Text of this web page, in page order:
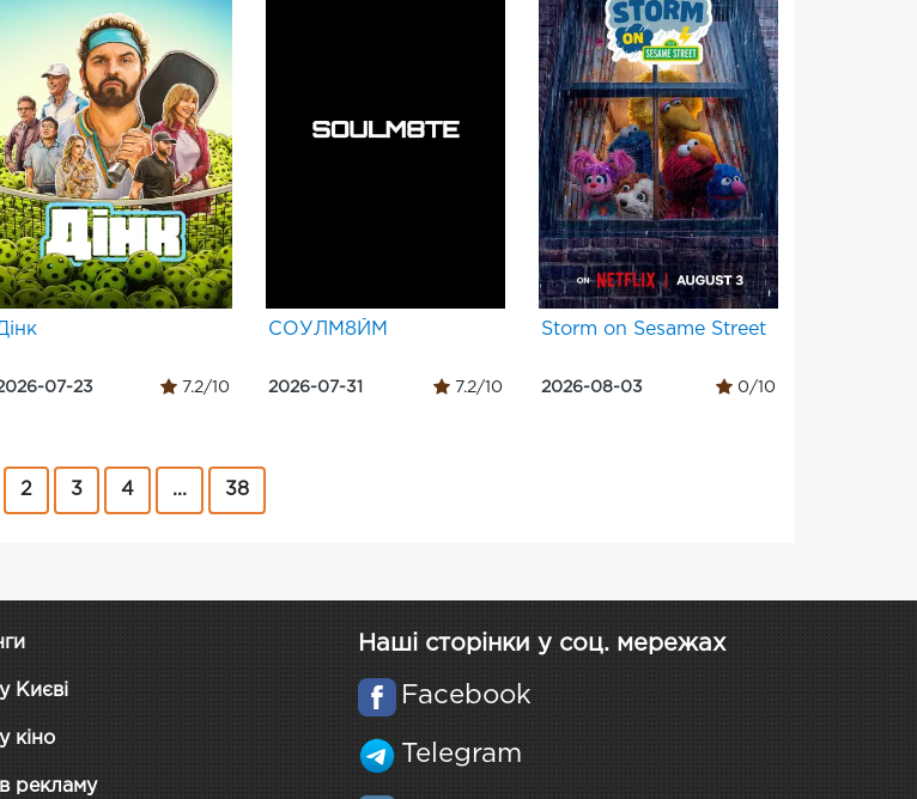
07-23 7.2/10
СОУЛМ8ЙМ
2026-07-31 7.2/10
Storm on Sesame Street
2026-08-03 0/10
2 3 4 ... 38
Києві
кіно
рекламу
Наші сторінки у соц. мережах
Facebook
Telegram